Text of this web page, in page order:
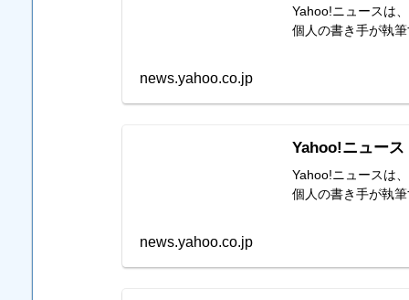
Yahoo!ニュースは
個人の書き手が執
news.yahoo.co.jp
Yahoo!ニュース
Yahoo!ニュースは
個人の書き手が執
news.yahoo.co.jp